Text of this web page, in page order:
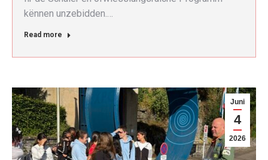
kënnen unzebidden.…
Read more
Juni
4
2026